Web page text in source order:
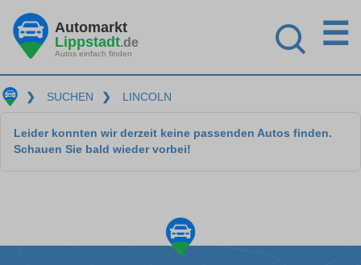
Automarkt
Lippstadt.de
Autos einfach finden
☰
❯ SUCHEN ❯ LINCOLN
Leider konnten wir derzeit keine passenden Autos finden.
Schauen Sie bald wieder vorbei!